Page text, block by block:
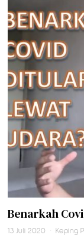
Benarkah
13 Juli 2020 Keping